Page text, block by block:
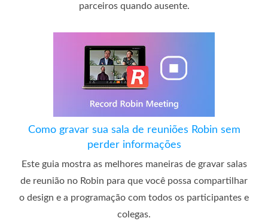
parceiros quando ausente.
Como gravar sua sala de reuniões Robin sem
perder informações
Este guia mostra as melhores maneiras de gravar salas
de reunião no Robin para que você possa compartilhar
o design e a programação com todos os participantes e
colegas.